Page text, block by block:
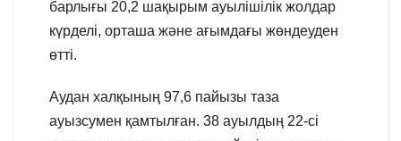
барлығы 20,2 шақырым ауылішілік жолдар
күрделі, орташа және ағымдағы жөндеуден
өтті.
Аудан халқының 97,6 пайызы таза
ауызсумен қамтылған. 38 ауылдың 22-сі